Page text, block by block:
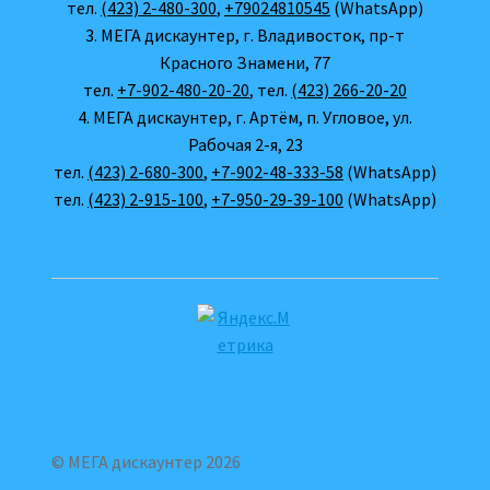
тел. (423) 2-480-300, +79024810545 (WhatsApp)
3. МЕГА дискаунтер, г. Владивосток, пр-т
Красного Знамени, 77
тел. +7-902-480-20-20, тел. (423) 266-20-20
4. МЕГА дискаунтер, г. Артём, п. Угловое, ул.
Рабочая 2-я, 23
тел. (423) 2-680-300, +7-902-48-333-58 (WhatsApp)
тел. (423) 2-915-100, +7-950-29-39-100 (WhatsApp)
© МЕГА дискаунтер 2026